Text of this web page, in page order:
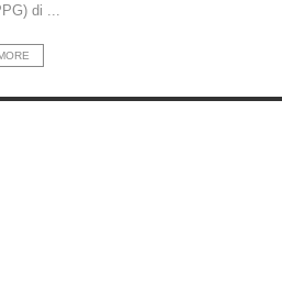
di ...